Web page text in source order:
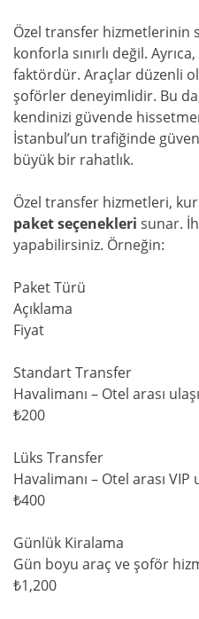
Özel transfer hizmetlerinin
konforla sınırlı değil. Ayrıca,
faktördür. Araçlar düzenli
şoförler deneyimlidir. Bu
kendinizi güvende
İstanbul’un trafiğinde
büyük bir rahatlık.
Özel transfer hizmetleri,
paket seçenekleri sunar.
yapabilirsiniz. Örneğin:
Paket Türü
Açıklama
Fiyat
Standart Transfer
Havalimanı – Otel arası
₺200
Lüks Transfer
Havalimanı – Otel arası VIP
₺400
Günlük Kiralama
Gün boyu araç ve şoför
₺1,200